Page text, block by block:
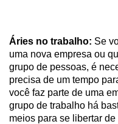
Áries no trabalho: Se
uma nova empresa ou
grupo de pessoas, é
precisa de um tempo
você faz parte de uma
grupo de trabalho há
meios para se libertar